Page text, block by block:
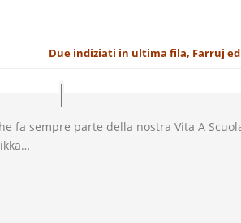
Due indiziati in ultima fila, Farruj
fa sempre parte della nostra Vita A